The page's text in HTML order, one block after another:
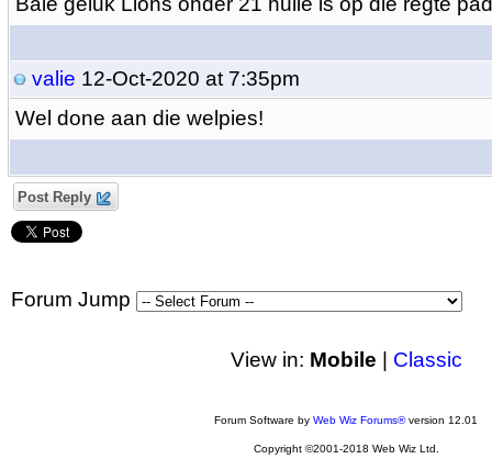
valie 12-Oct-2020 at 7:35pm
Wel done aan die welpies!
Post Reply
Forum Jump
View in: Mobile Classic
Forum Software by Web Wiz Forums®version 12.01
Copyright ©2001-2018 Web Wiz Ltd.